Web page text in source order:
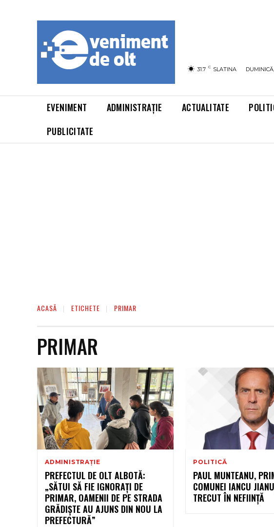
31.7 C SLATINA
EVENIMENT ADMINISTRAȚIE ACTUALITATE
PUBLICITATE
ACASĂ ETICHETE PRIMAR
PRIMAR
ADMINISTRAȚIE
PREFECTUL DE OLT ALBOTĂ:
„SĂTUI SĂ FIE IGNORAȚI DE
PRIMAR, OAMENII DE PE STRADA
GRĂDIȘTE AU AJUNS DIN NOU LA
PREFECTURĂ”
POLITICĂ
PAUL MUNTEANU,
COMUNEI IANCU
TRECUT ÎN NEFIINȚĂ